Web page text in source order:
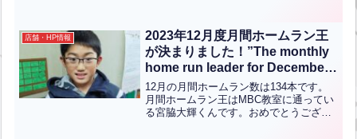
が終わるまで開催しております！勝利の
ダーツチケットがあれば...全文はクリッ
ク
店舗・HP情報
2023年12月度月間ホームラン王
が決まりました！”The monthly
home run leader for December
2023 has been determined!”(英
中翻訳)
12月の月間ホームラン数は134本です。
月間ホームラン王はMBC教室に通ってい
る宮脇大輝くんです。おめでとうござい